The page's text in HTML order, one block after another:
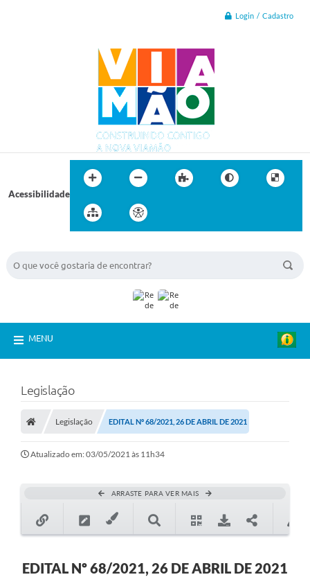
Login / Cadastro
Acessibilidade
MENU
Legislação
Legislação EDITAL Nº 68/2021, 26 DE ABRIL DE 2021
Atualizado em: 03/05/2021 às 11h34
ARRASTE PARA VER MAIS
EDITAL Nº 68/2021, 26 DE ABRIL DE 2021